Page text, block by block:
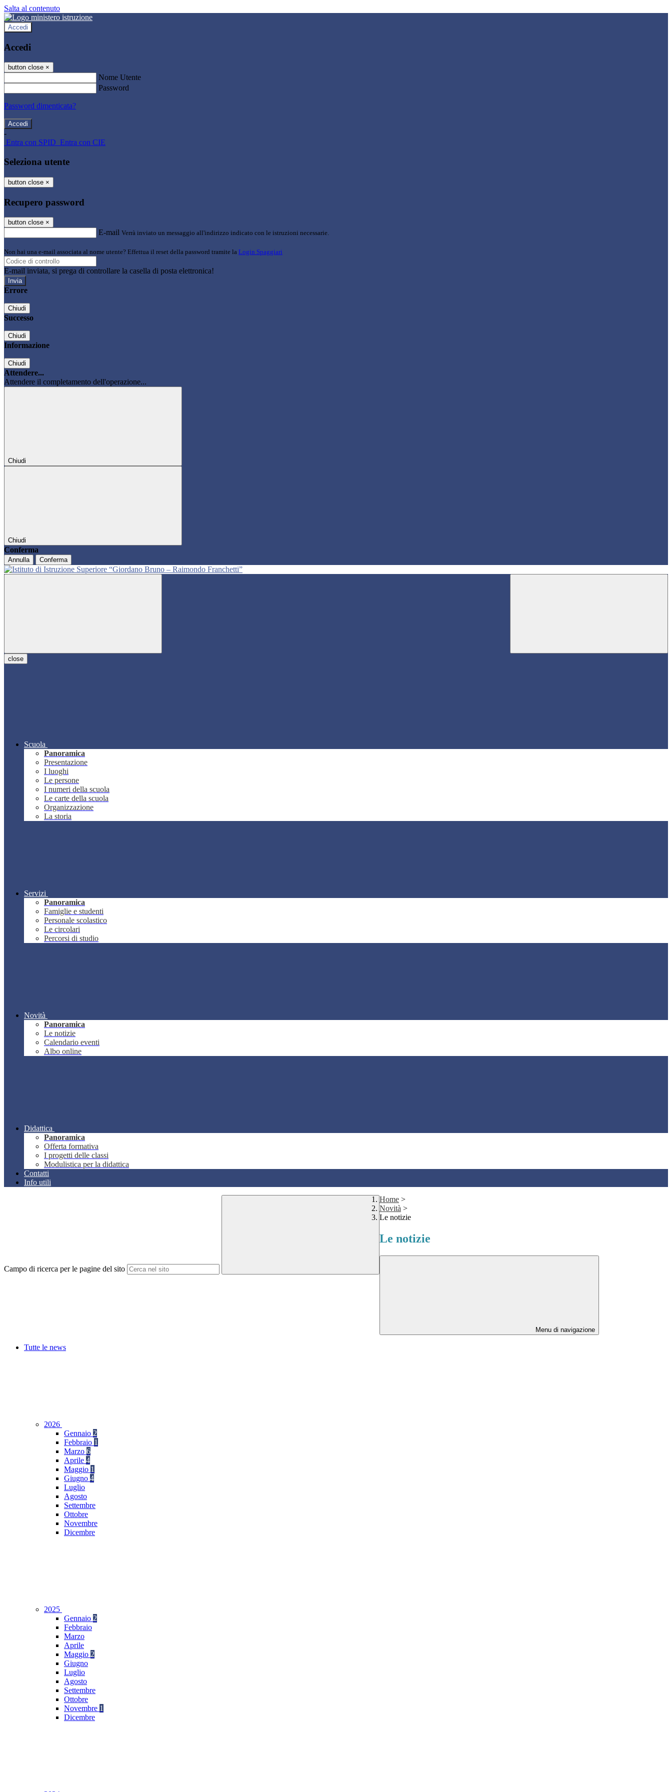
Salta al contenuto
Accedi
Accedi
button close ×
Nome Utente
Password
Password dimenticata?
-
Entra con SPID Entra con CIE
Seleziona utente
button close ×
Recupero password
button close ×
E-mail Verrà inviato un messaggio all'indirizzo indicato con le istruzioni necessarie.
Non hai una e-mail associata al nome utente? Effettua il reset della password tramite la Login Spaggiari
E-mail inviata, si prega di controllare la casella di posta elettronica!
Errore
Chiudi
Successo
Chiudi
Informazione
Chiudi
Attendere...
Attendere il completamento dell'operazione...
Chiudi
Chiudi
Conferma
Annulla Conferma
close
Scuola
Panoramica
Presentazione
I luoghi
Le persone
I numeri della scuola
Le carte della scuola
Organizzazione
La storia
Servizi
Panoramica
Famiglie e studenti
Personale scolastico
Le circolari
Percorsi di studio
Novità
Panoramica
Le notizie
Calendario eventi
Albo online
Didattica
Panoramica
Offerta formativa
I progetti delle classi
Modulistica per la didattica
Contatti
Info utili
Campo di ricerca per le pagine del sito
Home >
Novità >
Le notizie
Le notizie
Menu di navigazione
Tutte le news
2026
Gennaio 2
Febbraio 1
Marzo 6
Aprile 4
Maggio 1
Giugno 4
Luglio
Agosto
Settembre
Ottobre
Novembre
Dicembre
2025
Gennaio 2
Febbraio
Marzo
Aprile
Maggio 2
Giugno
Luglio
Agosto
Settembre
Ottobre
Novembre 1
Dicembre